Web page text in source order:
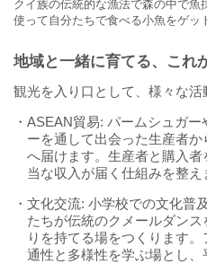
クイ族の伝統的な漁法で森の中で
使って自分たちで食べる小魚をゲッ
地域と一緒に育てる、これ
観光を入り口として、様々な活
・ASEAN貿易: パームシュガ
ーを通して出会った生産者
へ届けます。生産者と購入
当な収入が届く仕組みを整え
・文化交流: 小学校での文化普
たちが伝統のクメールダン
りを持てる場をつくります
通性と多様性を学ぶ場とし、